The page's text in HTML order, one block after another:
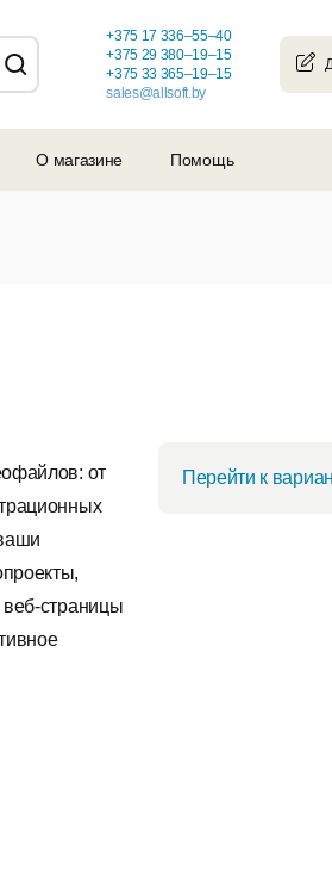
+375 17 336–55–40
+375 29 380–19–15
+375 33 365–19–15
sales@allsoft.by
О магазине Помощь
от
страницы
Перейти к